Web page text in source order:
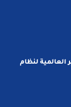
لنظام